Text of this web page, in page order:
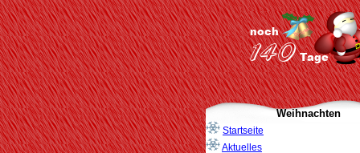
Weihnachten
Startseite
Aktuelles